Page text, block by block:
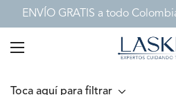
ENVÍO GRATIS a todo
Toca aquí para filtrar